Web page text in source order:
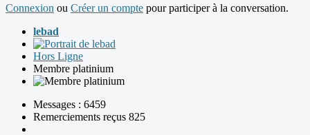
Connexion ou Créer un compte pour participer à la conversation.
lebad
Hors Ligne
Membre platinium
Messages : 6459
Remerciements reçus 825